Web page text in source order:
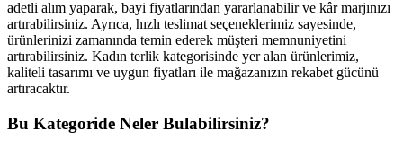
adetli alım yaparak, bayi fiyatlarından yararlanabilir ve kâr marjınızı
artırabilirsiniz. Ayrıca, hızlı teslimat seçeneklerimiz sayesinde,
ürünlerinizi zamanında temin ederek müşteri memnuniyetini
artırabilirsiniz. Kadın terlik kategorisinde yer alan ürünlerimiz,
kaliteli tasarımı ve uygun fiyatları ile mağazanızın rekabet gücünü
artıracaktır.
Bu Kategoride Neler Bulabilirsiniz?